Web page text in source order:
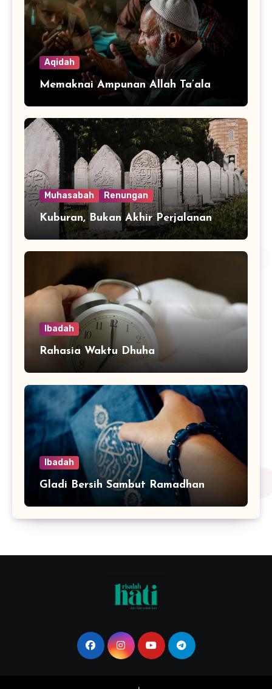
Aqidah
Memaknai Ampunan Allah Ta’ala
Muhasabah Renungan
Kuburan, Bukan Akhir Perjalanan
Ibadah
Rahasia Waktu Dhuha
Ibadah
Gladi Bersih Sambut Ramadhan